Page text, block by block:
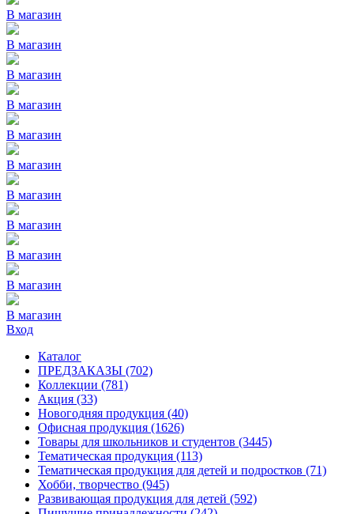
В магазин
В магазин
В магазин
В магазин
В магазин
В магазин
В магазин
В магазин
В магазин
В магазин
В магазин
Вход
Каталог
ПРЕДЗАКАЗЫ (702)
Коллекции (781)
Акция (33)
Новогодняя продукция (40)
Офисная продукция (1626)
Товары для школьников и студентов (3445)
Тематическая продукция (113)
Тематическая продукция для детей и подростков (71)
Хобби, творчество (945)
Развивающая продукция для детей (592)